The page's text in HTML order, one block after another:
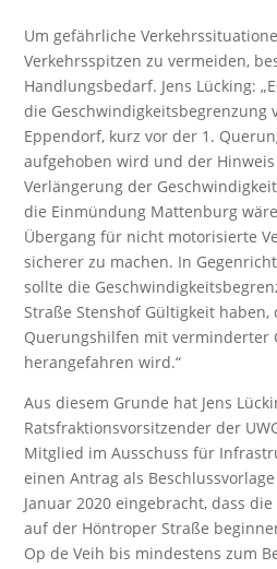
Um gefährliche
Verkehrsspitzen zu vermeiden,
Handlungsbedarf. Jens Lücking:
die Geschwindigkeitsbegrenzung
Eppendorf, kurz vor der 1.
aufgehoben wird und der
Verlängerung der
die Einmündung Mattenburg
Übergang für nicht motorisierte
sicherer zu machen. In
sollte die
Straße Stenshof Gültigkeit
Querungshilfen mit verminderter
herangefahren wird.“
Aus diesem Grunde hat Jens
Ratsfraktionsvorsitzender der
Mitglied im Ausschuss für
einen Antrag als
Januar 2020 eingebracht, dass
auf der Höntroper Straße
Op de Veih bis mindestens zum